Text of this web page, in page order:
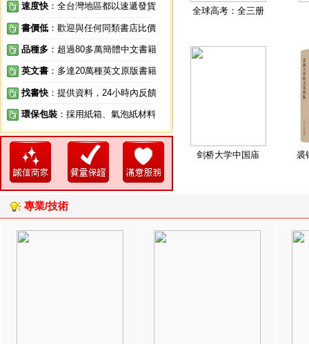
速度快 ：全台灣地區都以速遞發貨
書價低 ：歡迎與任何同類書店比價
品種多 ：超過80多萬簡體中文書籍
英文書 ：多達20萬種英文原版書籍
找書快 ：提供資料，24小時內反饋
環保包裝 ：採用紙箱、氣泡紙材料
全球高考：全三册
剑桥大学中国庙 裘
專業/技術